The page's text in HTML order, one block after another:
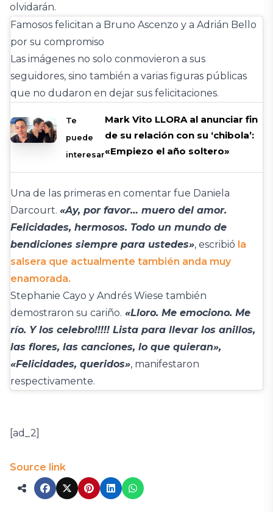
olvidarán.
Famosos felicitan a Bruno Ascenzo y a Adrián Bello
por su compromiso
Las imágenes no solo conmovieron a sus
seguidores, sino también a varias figuras públicas
que no dudaron en dejar sus felicitaciones.
Te
puede
interesar
Mark Vito LLORA al anunciar fin
de su relación con su ‘chibola’:
«Empiezo el año soltero»
Una de las primeras en comentar fue Daniela
Darcourt. «Ay, por favor… muero del amor.
Felicidades, hermosos. Todo un mundo de
bendiciones siempre para ustedes», escribió la
salsera que actualmente también anda muy
enamorada.
Stephanie Cayo y Andrés Wiese también
demostraron su cariño. «Lloro. Me emociono. Me
río. Y los celebro!!!!! Lista para llevar los anillos,
las flores, las canciones, lo que quieran»,
«Felicidades, queridos», manifestaron
respectivamente.
[ad_2]
Source link